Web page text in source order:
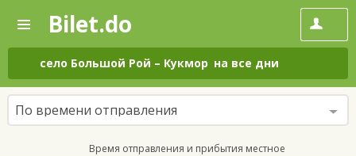
—
Поиск
и
покупка
билетов
на
автобус
онлайн
Bilet.do
село Большой Рой – Кукмор на все дни
По времени отправления
Время отправления и прибытия местное